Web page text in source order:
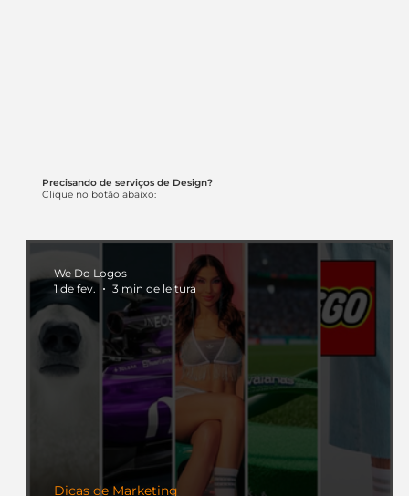
Precisando de serviços de Design?
Clique no botão abaixo:
Dicas de Marketing
We Do Logos
1 de fev.
3 min de leitura